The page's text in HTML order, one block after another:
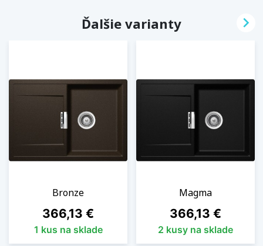
Ďalšie varianty
Bronze
Cena
366,13 €
1 kus na sklade
Magma
Cena
366,13 €
2 kusy na sklade
